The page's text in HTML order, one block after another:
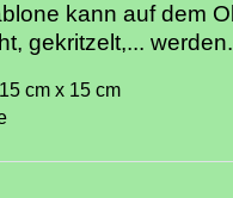
kann auf dem
gekritzelt,... werden.
cm x 15 cm